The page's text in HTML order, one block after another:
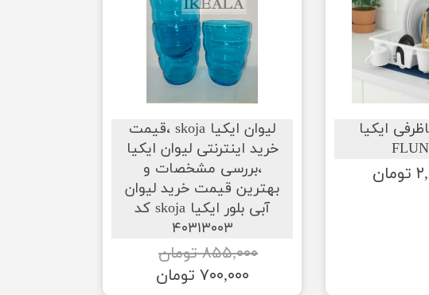
ایکیا
لیوان ایکیا skoja ،قیمت
خرید اینترنتی لیوان ایکیا
،بررسی مشخصات و
بهترین قیمت خرید لیوان
آبی بلور ایکیا skoja کد
۴۰۳۱۳۰۰۳
۸۵۵,۰۰۰ تومان
۷۰۰,۰۰۰ تومان